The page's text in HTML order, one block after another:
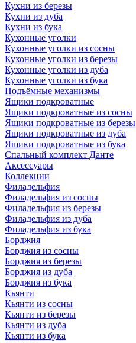
Кухни из березы
Кухни из дуба
Кухни из бука
Кухонные уголки
Кухонные уголки из сосны
Кухонные уголки из березы
Кухонные уголки из дуба
Кухонные уголки из бука
Подъёмные механизмы
Ящики подкроватные
Ящики подкроватные из сосны
Ящики подкроватные из березы
Ящики подкроватные из дуба
Ящики подкроватные из бука
Спальный комплект Данте
Аксессуары
Коллекции
Филадельфия
Филадельфия из сосны
Филадельфия из березы
Филадельфия из дуба
Филадельфия из бука
Борджия
Борджия из сосны
Борджия из березы
Борджия из дуба
Борджия из бука
Кьянти
Кьянти из сосны
Кьянти из березы
Кьянти из дуба
Кьянти из бука